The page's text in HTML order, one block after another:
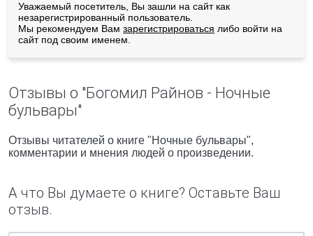
Уважаемый посетитель, Вы зашли на сайт как
незарегистрированный пользователь.
Мы рекомендуем Вам зарегистрироваться либо войти на
сайт под своим именем.
Отзывы о "Богомил Райнов - Ночные
бульвары"
Отзывы читателей о книге "Ночные бульвары",
комментарии и мнения людей о произведении.
А что Вы думаете о книге? Оставьте Ваш
отзыв.